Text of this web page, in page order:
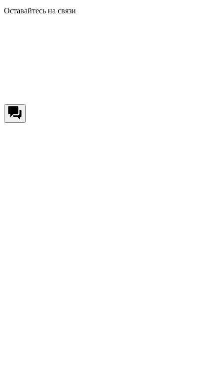
Оставайтесь на связи